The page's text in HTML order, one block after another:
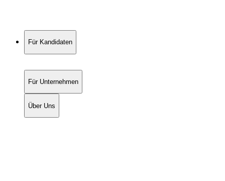
Für Kandidaten
Für Unternehmen
Über Uns